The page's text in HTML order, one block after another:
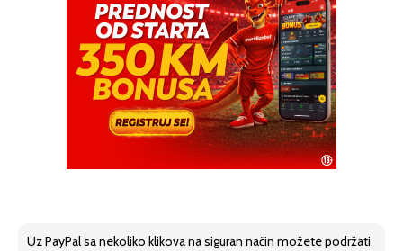
Uz PayPal sa nekoliko klikova na siguran način možete podržati